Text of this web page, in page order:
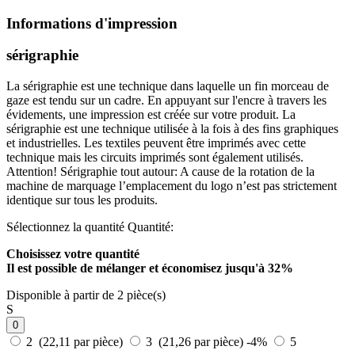
Informations d'impression
sérigraphie
La sérigraphie est une technique dans laquelle un fin morceau de
gaze est tendu sur un cadre. En appuyant sur l'encre à travers les
évidements, une impression est créée sur votre produit. La
sérigraphie est une technique utilisée à la fois à des fins graphiques
et industrielles. Les textiles peuvent être imprimés avec cette
technique mais les circuits imprimés sont également utilisés.
Attention! Sérigraphie tout autour: A cause de la rotation de la
machine de marquage l’emplacement du logo n’est pas strictement
identique sur tous les produits.
Sélectionnez la quantité Quantité:
Choisissez votre quantité
Il est possible de mélanger et économisez jusqu'à 32%
Disponible à partir de 2 pièce(s)
S
0
2 (22,11 par pièce) 3 (21,26 par pièce) -4%
5